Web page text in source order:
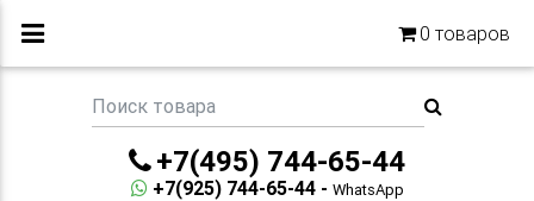
0 товаров
+7(495) 744-65-44
+7(925) 744-65-44 - WhatsApp